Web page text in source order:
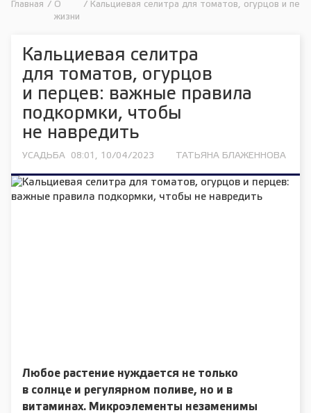
Главная / О
жизни
/ Кальциевая селитра для томатов, огурцов и
Кальциевая селитра
для томатов, огурцов
и перцев: важные правила
подкормки, чтобы
не навредить
УСАДЬБА 08:01, 10/04/2023 ТАТЬЯНА БЛАЖЕННОВА
Любое растение нуждается не только
в солнце и регулярном поливе, но и в
витаминах. Микроэлементы незаменимы